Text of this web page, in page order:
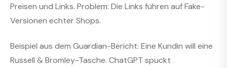
Preisen und Links. Problem: Die Links führen auf Fake-
Versionen echter Shops.
Beispiel aus dem Guardian-Bericht: Eine Kundin will eine
Russell & Bromley-Tasche. ChatGPT spuckt